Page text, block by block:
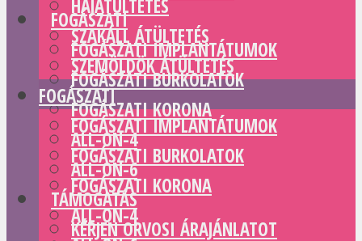
FOGÁSZATI
FOGÁSZATI IMPLANTÁTUMOK
FOGÁSZATI BURKOLATOK
FOGÁSZATI KORONA
ALL-ON-4
ALL-ON-6
TÁMOGATÁS
KÉRJEN ORVOSI ÁRAJÁNLATOT
HAJÁTÜLTETÉS
SZAKÁLL ÁTÜLTETÉS
SZEMÖLDÖK ÁTÜLTETÉS
FOGÁSZATI
FOGÁSZATI IMPLANTÁTUMOK
FOGÁSZATI BURKOLATOK
FOGÁSZATI KORONA
ALL-ON-4